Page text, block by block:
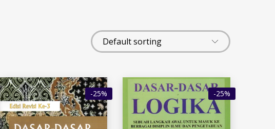
-25% -25%